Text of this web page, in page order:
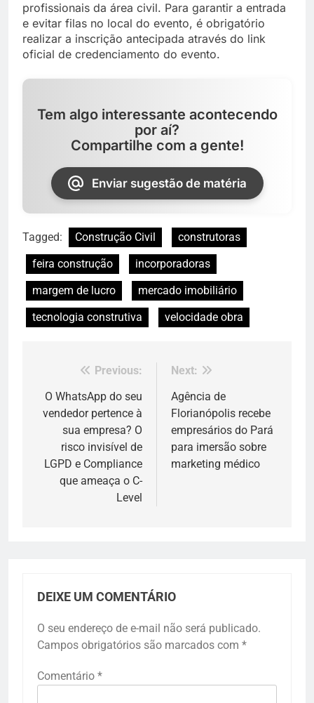
profissionais da área civil. Para garantir a entrada
e evitar filas no local do evento, é obrigatório
realizar a inscrição antecipada através do link
oficial de credenciamento do evento.
Tem algo interessante acontecendo
por aí?
Compartilhe com a gente!
Enviar sugestão de matéria
Tagged: Construção Civil
construtoras
feira construção
incorporadoras
margem de lucro
mercado imobiliário
tecnologia construtiva
velocidade obra
Navegação
de
Post
Previous:
O WhatsApp do seu
vendedor pertence à
sua empresa? O
risco invisível de
LGPD e Compliance
que ameaça o C-
Level
Next:
Agência de
Florianópolis recebe
empresários do Pará
para imersão sobre
marketing médico
DEIXE UM COMENTÁRIO
O seu endereço de e-mail não será publicado.
Campos obrigatórios são marcados com *
Comentário *